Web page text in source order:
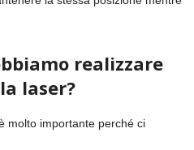
realizzare
laser?
molto importante perché ci